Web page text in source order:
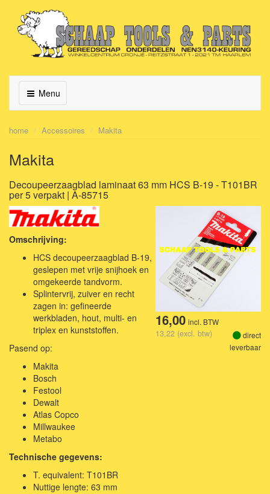
Menu
home Accessoires Makita
Makita
Decoupeerzaagblad laminaat 63 mm HCS B-19 - T101BR
per 5 verpakt | A-85715
16,00 incl. BTW
13,22 (excl. btw)
direct
leverbaar
Omschrijving:
HCS decoupeerzaagblad B-19,
geslepen met vrije snijhoek en
omgekeerde tandvorm.
Splintervrij, zuiver en recht
zagen in: gefineerde
werkbladen, hout, multi- en
triplex en kunststoffen.
Pasend op:
Makita
Bosch
Festool
Dewalt
Atlas Copco
Millwaukee
Metabo
Technische gegevens:
T. equivalent: T101BR
Nuttige lengte: 63 mm